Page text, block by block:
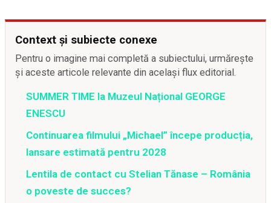
Context și subiecte conexe
Pentru o imagine mai completă a subiectului, urmărește
și aceste articole relevante din același flux editorial.
SUMMER TIME la Muzeul Național GEORGE
ENESCU
Continuarea filmului „Michael” începe producția,
lansare estimată pentru 2028
Lentila de contact cu Stelian Tănase – România
o poveste de succes?